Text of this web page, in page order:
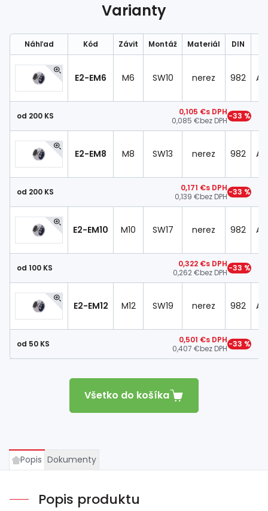
Varianty
Náhľad Kód Závit Montáž Materiál DIN
E2-EM6 M6 SW10 nerez 982
od 200 KS 0,105 €s DPH
0,085 €bez DPH−33 %
E2-EM8 M8 SW13 nerez 982
od 200 KS 0,171 €s DPH
0,139 €bez DPH−33 %
E2-EM10 M10 SW17 nerez 982
od 100 KS 0,322 €s DPH
0,262 €bez DPH−33 %
E2-EM12 M12 SW19 nerez 982
od 50 KS 0,501 €s DPH
0,407 €bez DPH−33 %
Všetko do košíka
Popis Dokumenty
Popis produktu